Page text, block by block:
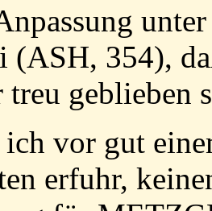
(ASH, 354),
treu geblieben
vor gut
erfuhr,